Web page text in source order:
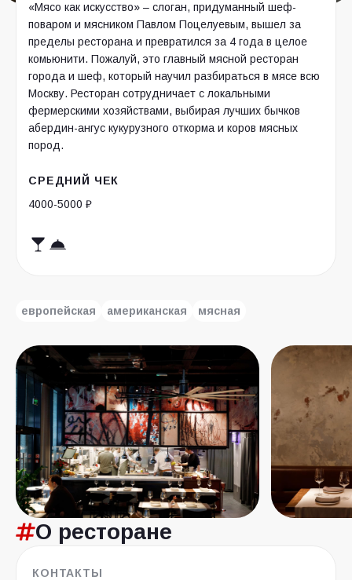
«Мясо как искусство» – слоган, придуманный шеф-
поваром и мясником Павлом Поцелуевым, вышел за
пределы ресторана и превратился за 4 года в целое
комьюнити. Пожалуй, это главный мясной ресторан
города и шеф, который научил разбираться в мясе всю
Москву. Ресторан сотрудничает с локальными
фермерскими хозяйствами, выбирая лучших бычков
абердин-ангус кукурузного откорма и коров мясных
пород.
СРЕДНИЙ ЧЕК
4000-5000 ₽
европейская американская мясная
О ресторане
КОНТАКТЫ